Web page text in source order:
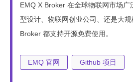
EMQ X Broker 在全球物联网市场广
型设计、物联网创业公司、还是大
Broker 都支持开源免费使用。
EMQ 官网 Github 项目